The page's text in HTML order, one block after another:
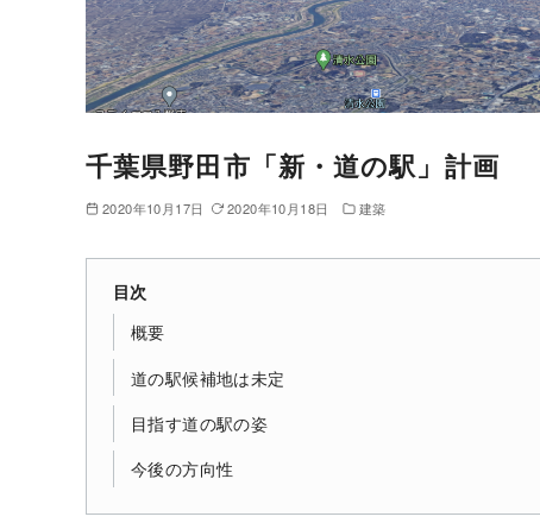
千葉県野田市「新・道の駅」計画
2020年10月17日 2020年10月18日 建築
目次
概要
道の駅候補地は未定
目指す道の駅の姿
今後の方向性